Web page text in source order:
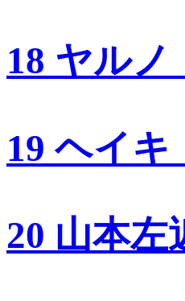
18 ヤル
19 ヘイ
20 山本左